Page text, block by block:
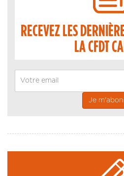
RECEVEZ LES
LA CFDT